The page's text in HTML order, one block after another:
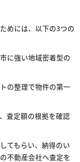
めには、以下の3つの
に強い地域密着型の
の整理で物件の第一
査定額の根拠を確認
てもらい、納得のい
不動産会社へ査定を